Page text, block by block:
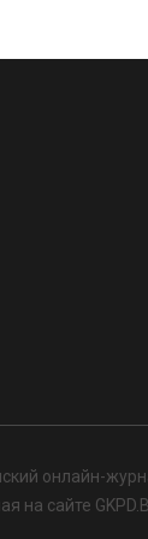
онлайн-
сайте